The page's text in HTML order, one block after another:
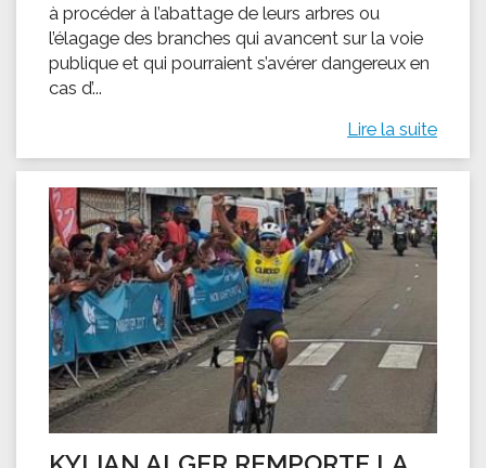
à procéder à l’abattage de leurs arbres ou
l’élagage des branches qui avancent sur la voie
publique et qui pourraient s’avérer dangereux en
cas d’...
Lire la suite